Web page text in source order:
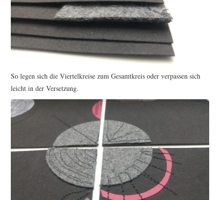
So legen sich die Viertelkreise zum Gesamtkreis oder verpassen sich
leicht in der Versetzung.